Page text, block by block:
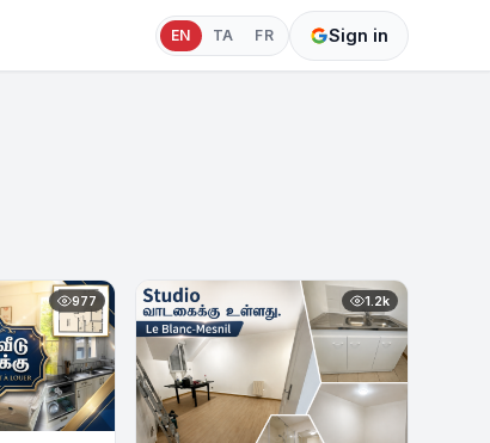
EN TA FR Sign in
977 1.2k